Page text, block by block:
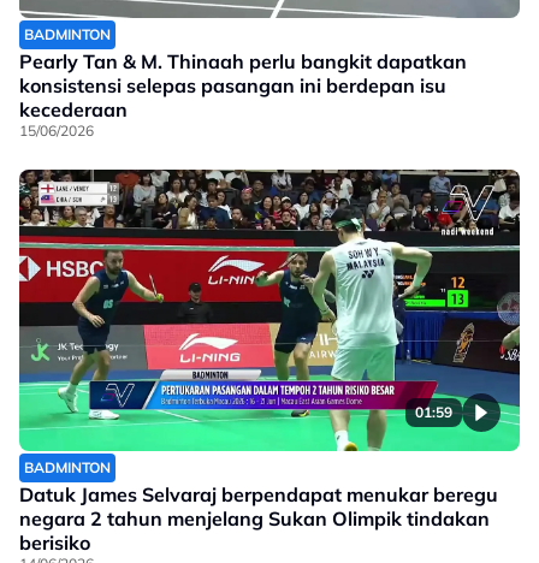
BADMINTON
Pearly Tan & M. Thinaah perlu bangkit dapatkan
konsistensi selepas pasangan ini berdepan isu
kecederaan
15/06/2026
01:59
BADMINTON
Datuk James Selvaraj berpendapat menukar beregu
negara 2 tahun menjelang Sukan Olimpik tindakan
berisiko